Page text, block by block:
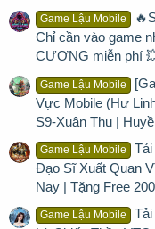
Game Lậu Mobile
Chỉ cần vào game
CƯƠNG miễn phí
Game Lậu Mobile
Vực Mobile (Hư
S9-Xuân Thu |
Game Lậu Mobile
Đạo Sĩ Xuất Quan
Nay | Tặng Free
Game Lậu Mobile